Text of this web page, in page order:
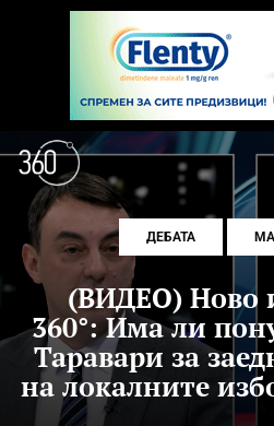
ДЕБАТА
(ВИДЕО) Ново
360°: Има ли
Таравари за
на локалните